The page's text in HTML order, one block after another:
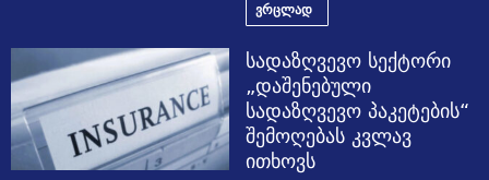
ვრცლად
სადაზღვევო სექტორი
„დაშენებული
სადაზღვევო პაკეტების“
შემოღებას კვლავ
ითხოვს